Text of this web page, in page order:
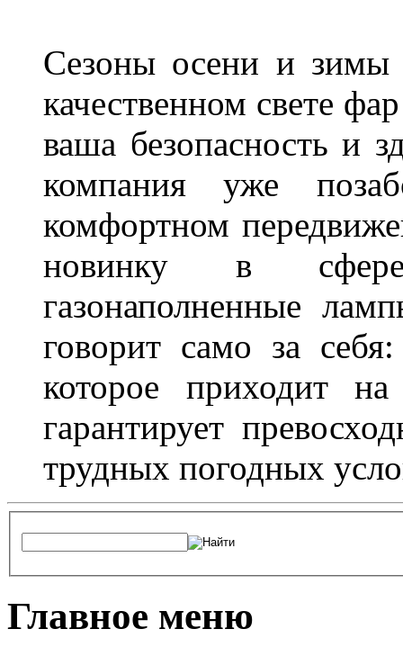
Сезоны осени и зимы
качественном свете
ваша безопасность и
компания уже
комфортном
новинку в
газонаполненные
говорит само за
которое приходит
гарантирует
трудных погодных
Главное меню